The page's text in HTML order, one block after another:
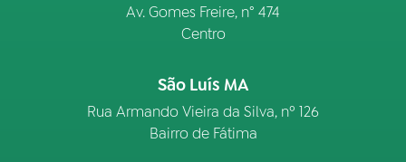
Av. Gomes Freire, n° 474
Centro
São Luís MA
Rua Armando Vieira da Silva, nº 126
Bairro de Fátima